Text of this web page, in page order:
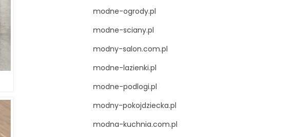
modne-ogrody.pl
modne-sciany.pl
modny-salon.com.pl
modne-lazienki.pl
modne-podlogi.pl
modny-pokojdziecka.pl
modna-kuchnia.com.pl